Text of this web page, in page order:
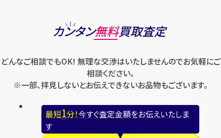
スウォッチ
ゼニス
セリーヌ
ハリー・ウィンストン
フェラガモ
フェンディ
ブライトリング
プラダ
ロエベ
ロンジン
カンタン無料買取査定
どんなご相談でもOK! 無理な交渉はいたしませんのでお気軽にご
相談ください。
※一部、拝見しないとお伝えできないお品物もございます。
最短1分！今すぐ査定金額をお伝えいたしま
す